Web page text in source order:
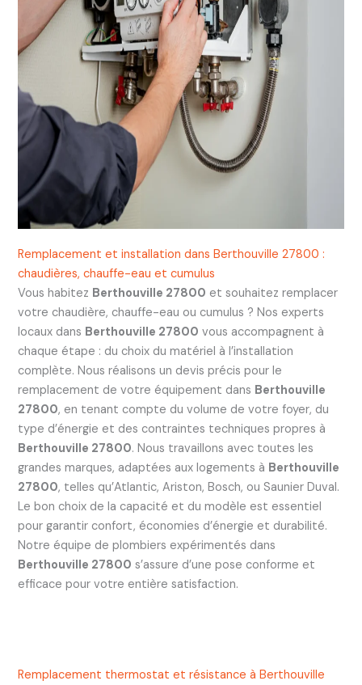
Remplacement et installation dans Berthouville 27800 :
chaudières, chauffe-eau et cumulus
Vous habitez Berthouville 27800 et souhaitez remplacer
votre chaudière, chauffe-eau ou cumulus ? Nos experts
locaux dans Berthouville 27800 vous accompagnent à
chaque étape : du choix du matériel à l’installation
complète. Nous réalisons un devis précis pour le
remplacement de votre équipement dans Berthouville
27800, en tenant compte du volume de votre foyer, du
type d’énergie et des contraintes techniques propres à
Berthouville 27800. Nous travaillons avec toutes les
grandes marques, adaptées aux logements à Berthouville
27800, telles qu’Atlantic, Ariston, Bosch, ou Saunier Duval.
Le bon choix de la capacité et du modèle est essentiel
pour garantir confort, économies d’énergie et durabilité.
Notre équipe de plombiers expérimentés dans
Berthouville 27800 s’assure d’une pose conforme et
efficace pour votre entière satisfaction.
Remplacement thermostat et résistance à Berthouville